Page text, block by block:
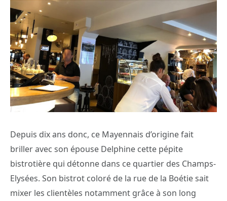
Depuis dix ans donc, ce Mayennais d’origine fait
briller avec son épouse Delphine cette pépite
bistrotière qui détonne dans ce quartier des Champs-
Elysées. Son bistrot coloré de la rue de la Boétie sait
mixer les clientèles notamment grâce à son long